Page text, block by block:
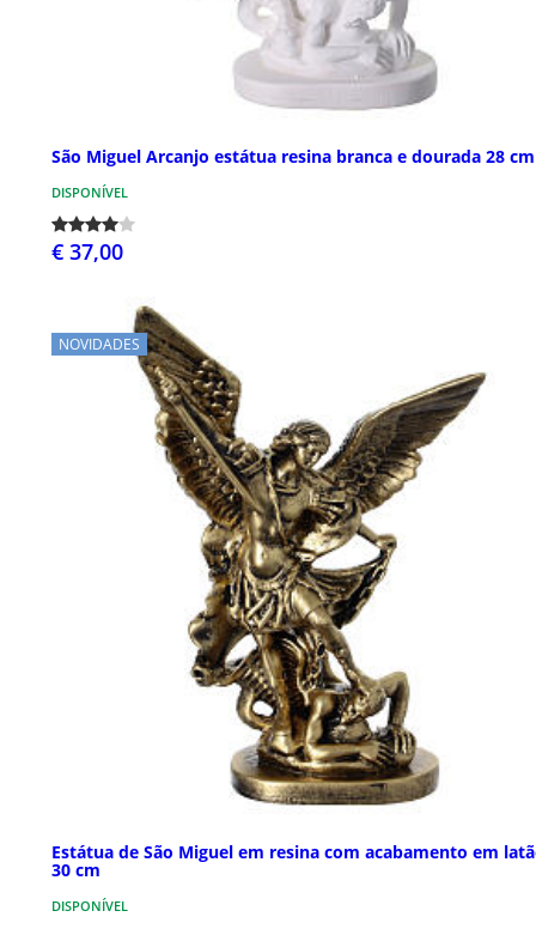
São Miguel Arcanjo estátua resina branca e dourada 28 cm
DISPONÍVEL
€ 37,00
NOVIDADES
Estátua de São Miguel em resina com acabamento em
30 cm
DISPONÍVEL